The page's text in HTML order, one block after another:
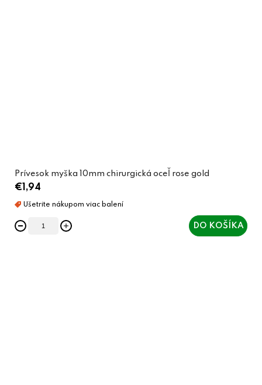
Prívesok myška 10mm chirurgická oceľ rose gold
€1,94
DO KOŠÍKA